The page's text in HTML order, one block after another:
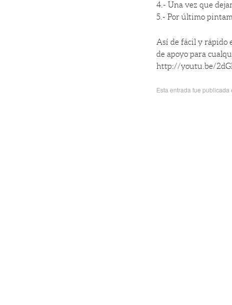
4.- Una vez que
5.- Por último
Así de fácil y rápido
de apoyo para
http://youtu.be/
Esta entrada fue publicada